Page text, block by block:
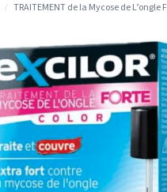
/ TRAITEMENT de la Mycose de